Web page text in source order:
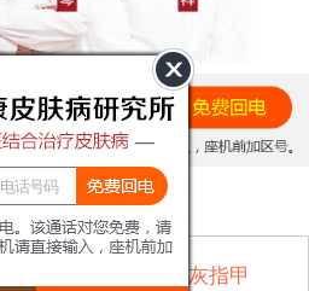
灰指甲